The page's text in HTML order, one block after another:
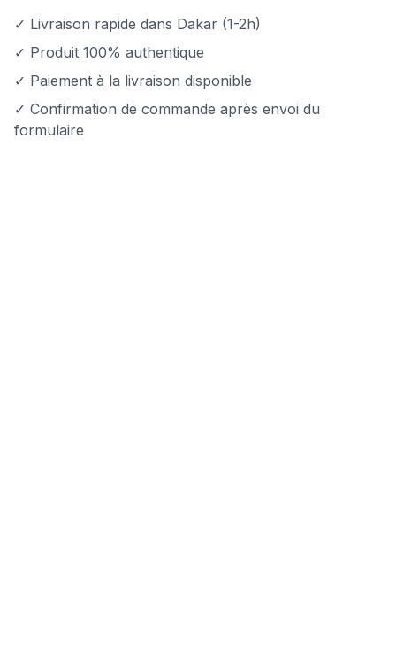
✓ Livraison rapide dans Dakar (1-2h)
✓ Produit 100% authentique
✓ Paiement à la livraison disponible
✓ Confirmation de commande après envoi du
formulaire